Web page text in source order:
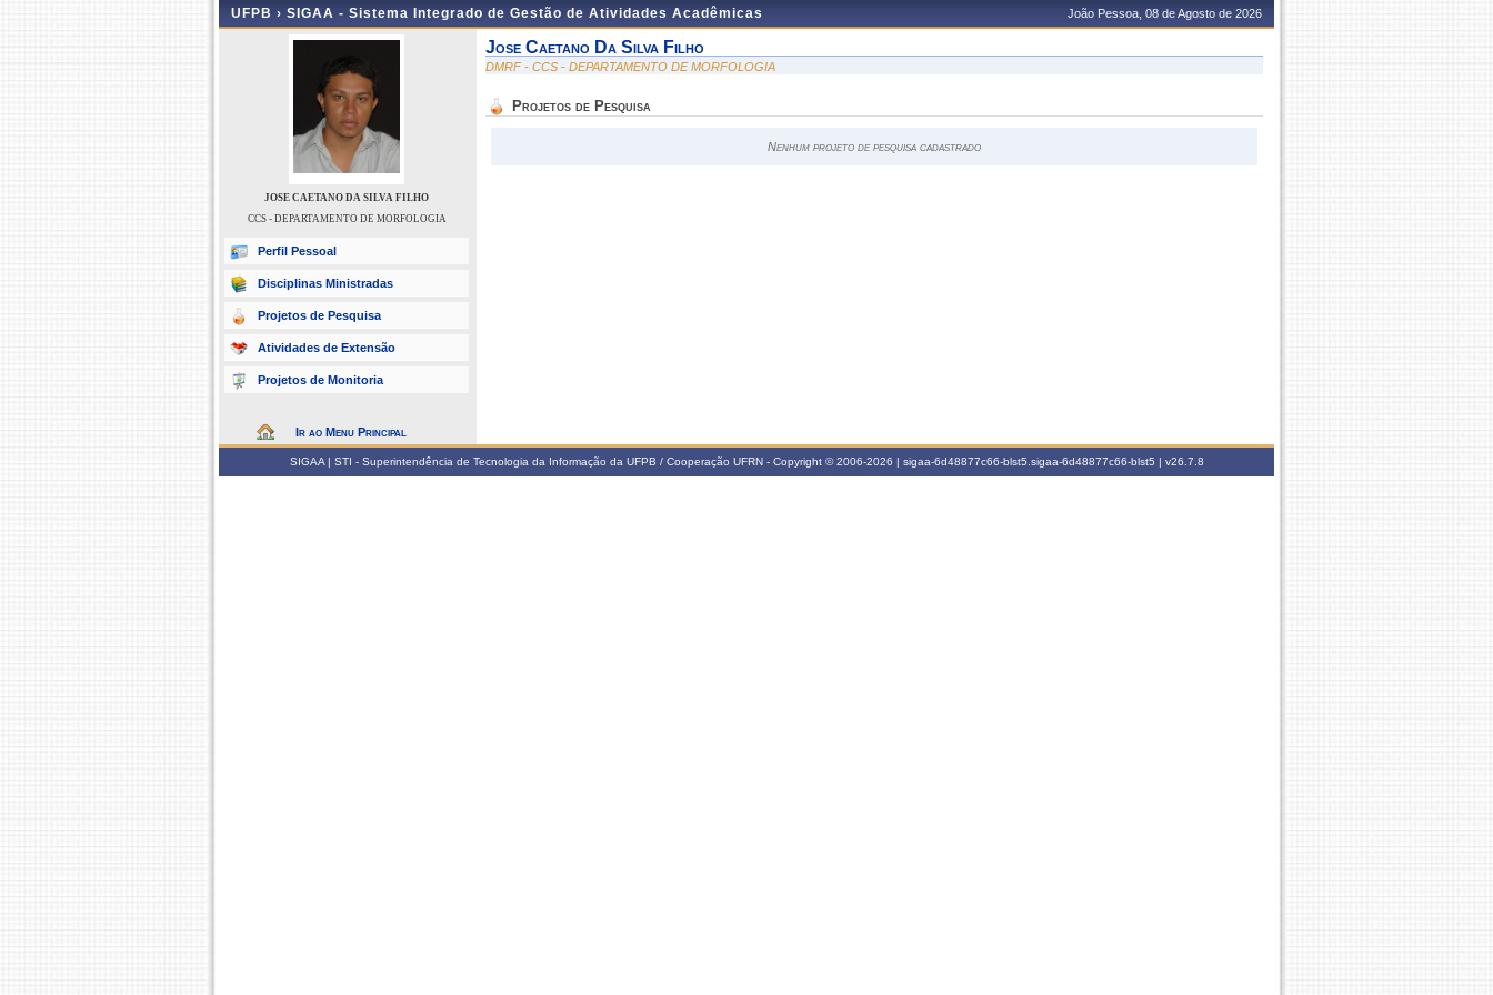
UFPB › SIGAA - Sistema Integrado de Gestão de Atividades Acadêmicas João Pessoa, 08 de Agosto de 2026
JOSE CAETANO DA SILVA FILHO
CCS - DEPARTAMENTO DE MORFOLOGIA
Perfil Pessoal
Disciplinas Ministradas
Projetos de Pesquisa
Atividades de Extensão
Projetos de Monitoria
Ir ao Menu Principal
Jose Caetano Da Silva Filho
DMRF - CCS - DEPARTAMENTO DE MORFOLOGIA
Projetos de Pesquisa
Nenhum projeto de pesquisa cadastrado
SIGAA | STI - Superintendência de Tecnologia da Informação da UFPB / Cooperação UFRN - Copyright © 2006-2026 | sigaa-6d48877c66-blst5.sigaa-6d48877c66-blst5 | v26.7.8